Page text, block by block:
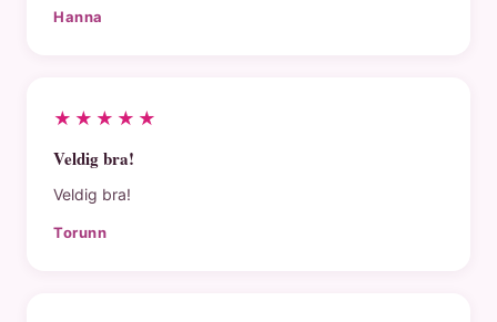
Hanna
★★★★★
Veldig bra!
Veldig bra!
Torunn